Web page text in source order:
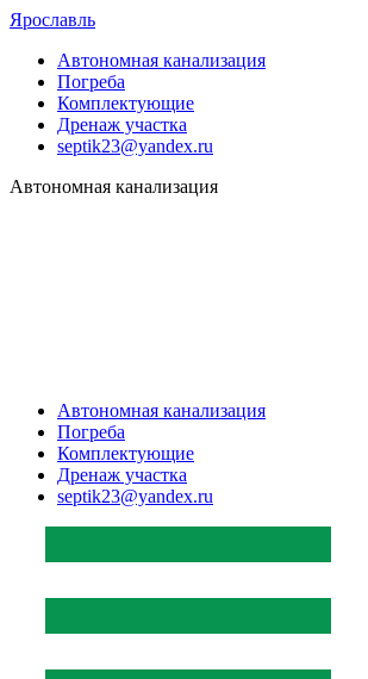
Ярославль
Автономная канализация
Погреба
Комплектующие
Дренаж участка
septik23@yandex.ru
Автономная канализация
Автономная канализация
Погреба
Комплектующие
Дренаж участка
septik23@yandex.ru